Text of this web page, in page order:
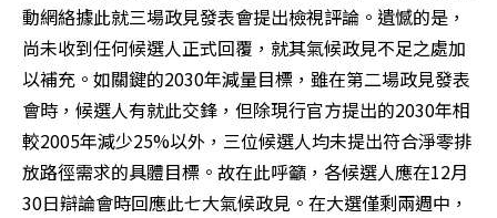
動網絡據此就三場政見發表會提出檢視評論。遺憾的是，
尚未收到任何候選人正式回覆，就其氣候政見不足之處加
以補充。如關鍵的2030年減量目標，雖在第二場政見發表
會時，候選人有就此交鋒，但除現行官方提出的2030年相
較2005年減少25%以外，三位候選人均未提出符合淨零排
放路徑需求的具體目標。故在此呼籲，各候選人應在12月
30日辯論會時回應此七大氣候政見。在大選僅剩兩週中，